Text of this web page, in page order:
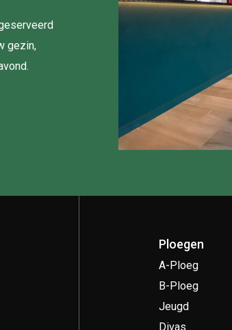
gezin,
Ploegen
A-Ploeg
B-Ploeg
Jeugd
Divas